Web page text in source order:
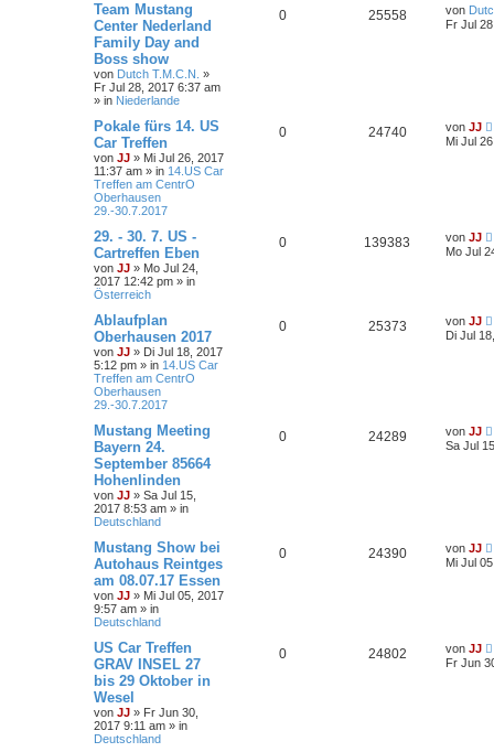
Team Mustang
Center Nederland
Family Day and
Boss show
von Dutch T.M.C.N. »
Fr Jul 28, 2017 6:37 am
» in Niederlande
0 25558 von
Fr Jul
Pokale fürs 14. US
Car Treffen
von JJ » Mi Jul 26, 2017
11:37 am » in 14.US Car
Treffen am CentrO
Oberhausen
29.-30.7.2017
0 24740 von JJ
Mi Jul
29. - 30. 7. US -
Cartreffen Eben
von JJ » Mo Jul 24,
2017 12:42 pm » in
Österreich
0 139383 von JJ
Mo Jul
Ablaufplan
Oberhausen 2017
von JJ » Di Jul 18, 2017
5:12 pm » in 14.US Car
Treffen am CentrO
Oberhausen
29.-30.7.2017
0 25373 von JJ
Di Jul
Mustang Meeting
Bayern 24.
September 85664
Hohenlinden
von JJ » Sa Jul 15,
2017 8:53 am » in
Deutschland
0 24289 von JJ
Sa Jul
Mustang Show bei
Autohaus Reintges
am 08.07.17 Essen
von JJ » Mi Jul 05, 2017
9:57 am » in
Deutschland
0 24390 von JJ
Mi Jul
US Car Treffen
GRAV INSEL 27
bis 29 Oktober in
Wesel
von JJ » Fr Jun 30,
2017 9:11 am » in
Deutschland
0 24802 von JJ
Fr Jun